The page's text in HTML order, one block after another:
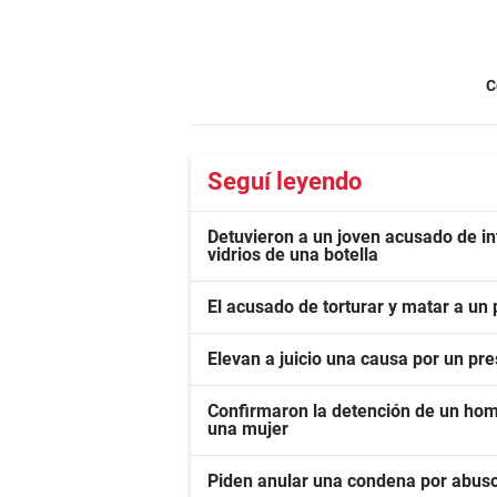
Seguí leyendo
Detuvieron a un joven acusado de
vidrios de una botella
El acusado de torturar y matar a
Elevan a juicio una causa por un
Confirmaron la detención de un
una mujer
Piden anular una condena por